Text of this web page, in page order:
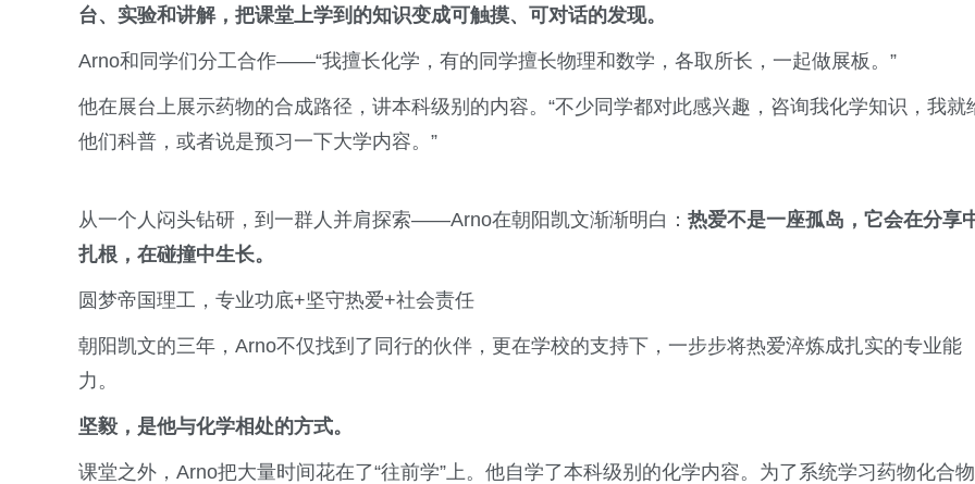
台、实验和讲解，把课堂上学到的知识变成可触摸、可对话的发现。
Arno和同学们分工合作——“我擅长化学，有的同学擅长物理和数学，各取所长，一起做展板。”
他在展台上展示药物的合成路径，讲本科级别的内容。“不少同学都对此感兴趣，咨询我化学知识，我就
他们科普，或者说是预习一下大学内容。”
从一个人闷头钻研，到一群人并肩探索——Arno在朝阳凯文渐渐明白： 热爱不是一座孤岛，它会在分享
扎根，在碰撞中生长。
圆梦帝国理工，专业功底+坚守热爱+社会责任
朝阳凯文的三年，Arno不仅找到了同行的伙伴，更在学校的支持下，一步步将热爱淬炼成扎实的专业能
力。
坚毅，是他与化学相处的方式。
课堂之外，Arno把大量时间花在了“往前学”上。他自学了本科级别的化学内容。为了系统学习药物化合物